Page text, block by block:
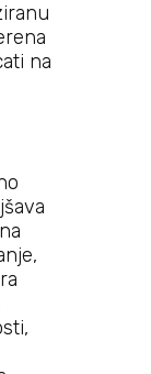
na